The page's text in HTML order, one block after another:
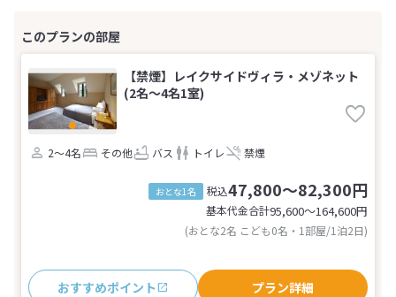
【禁煙】レイクサイドヴィラ・メゾネット
(2名～4名1室)
2～4名 その他 バス トイレ 禁煙
おとな1名 税込47,800～82,300円
基本代金合計95,600〜164,600円
(おとな2名 こども0名・1部屋/1泊2日)
おすすめポイント プラン詳細